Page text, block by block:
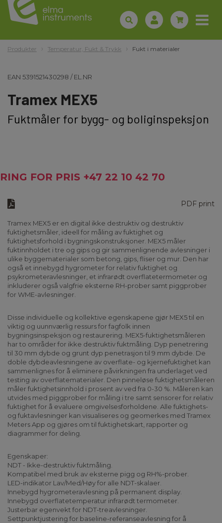
Produkter Temperatur, Fukt & Trykk Fukt i materialer
EAN 5391521430298 /EL.NR
Tramex MEX5
Fuktmåler for bygg- og boliginspeksjon
RING FOR PRIS +47 22 10 42 70
PDF print
Tramex MEX5 er en digital ikke destruktiv og destruktiv
fuktighetsmåler, ideell for måling av fuktighet og
fuktighetsforhold i bygningskonstruksjoner. MEX5 måler
fuktinnholdet i tre og gips og gir sammenlignende avlesninger i
ulike byggematerialer som betong, gips, fliser og mur. Den har
også et innebygd hygrometer for relativ fuktighet og
psykrometeravlesninger, et infrarødt overflatetermometer og
inkluderer også valgfrie eksterne RH-prober samt piggprober
for WME-avlesninger.
Disse individuelle og kollektive egenskapene gjør MEX5 til en
viktig og uunnværlig ressurs for fagfolk innen
bygningsinspeksjon og restaurering. MEX5-fuktighetsmåleren
har to områder for ikke destruktiv fuktmåling. Dyp penetrering
til 30 mm dybde og grunt dyp penetrasjon til 9 mm dybde. De
doble dybdeavlesningene av overflate- og kjernefuktighet kan
sammenlignes for å eliminere påvirkningen fra underlaget ved
testing av overflatematerialer. Den pinneløse fuktighetsmåleren
måler fuktighetsinnhold i prosent av ved fra 0-30 %. Måleren kan
utvides med piggprober for måling i tre samt sensorer for relativ
fuktighet for å evaluere omgivelsesforholdene. Alle fuktighets-
og fuktavlesninger kan visualiseres og geomerkes med Tramex
Meters App og gjøres om til fuktighetskart, rapporter og
diagrammer for deling.
Egenskaper:
NDT - Ikke-destruktiv fuktmåling.
Kompatibel med bruk av eksterne pigg og RH%-prober.
LED-indikator Lav/Med/Høy for alle NDT-skalaer.
Innebygd hygrometeravlesning på permanent display.
Innebygd overflatetemperatur infrarødt termometer.
Justerbar egenvekt for NDT-treavlesninger.
Settpunktjustering for baseline-referanseavlesning for å